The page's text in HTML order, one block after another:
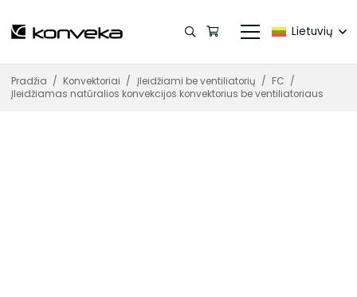
Lietuvių
Pradžia / Konvektoriai / Įleidžiami be ventiliatorių / FC /
Įleidžiamas natūralios konvekcijos konvektorius be ventiliatoriaus